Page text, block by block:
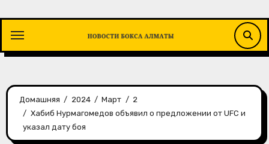
содержимому
Домашняя 2024 Март
2
Хабиб Нурмагомедов объявил о предложении от UFC и
указал дату боя